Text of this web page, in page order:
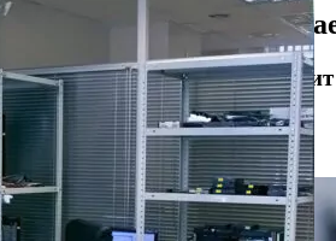
данные в 98%
не определяется,
на бесплатнуюдиагностику